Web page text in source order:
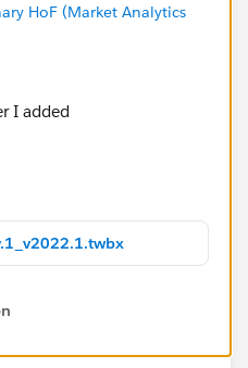
HoF (Market Analytics
I added